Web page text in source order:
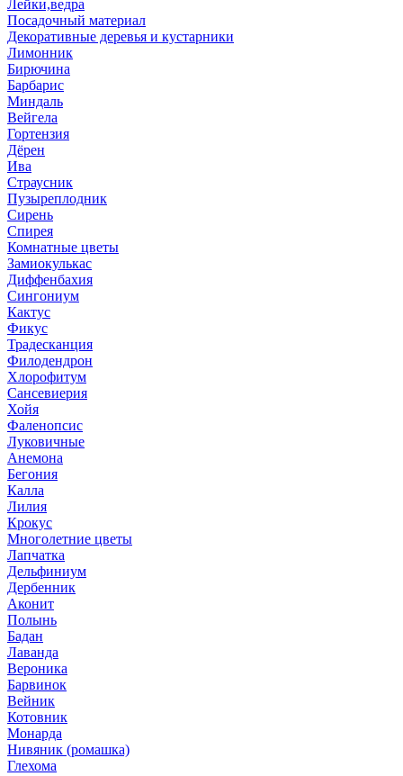
Лейки,ведра
Посадочный материал
Декоративные деревья и кустарники
Лимонник
Бирючина
Барбарис
Миндаль
Вейгела
Гортензия
Дёрен
Ива
Страусник
Пузыреплодник
Сирень
Спирея
Комнатные цветы
Замиокулькас
Диффенбахия
Сингониум
Кактус
Фикус
Традесканция
Филодендрон
Хлорофитум
Сансевиерия
Хойя
Фаленопсис
Луковичные
Анемона
Бегония
Калла
Лилия
Крокус
Многолетние цветы
Лапчатка
Дельфиниум
Дербенник
Аконит
Полынь
Бадан
Лаванда
Вероника
Барвинок
Вейник
Котовник
Монарда
Нивяник (ромашка)
Глехома